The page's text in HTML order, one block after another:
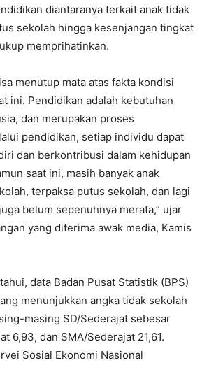
diantaranya terkait anak tidak
sekolah hingga kesenjangan tingkat
memprihatinkan.
menutup mata atas fakta kondisi
ini. Pendidikan adalah kebutuhan
dan merupakan proses
pendidikan, setiap individu dapat
dan berkontribusi dalam kehidupan
saat ini, masih banyak anak
terpaksa putus sekolah, dan lagi
belum sepenuhnya merata,” ujar
yang diterima awak media, Kamis
data Badan Pusat Statistik (BPS)
menunjukkan angka tidak sekolah
masing SD/Sederajat sebesar
6,93, dan SMA/Sederajat 21,61.
Sosial Ekonomi Nasional